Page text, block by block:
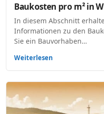
Baukosten pro m² in
In diesem Abschnitt
Informationen zu den
Sie ein Bauvorhaben…
Weiterlesen